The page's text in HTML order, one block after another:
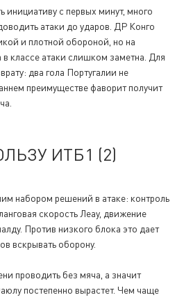
инициативу с первых минут, много
атаки до ударов. ДР Конго
и плотной обороной, но на
в классе атаки слишком заметна. Для
два гола Португалии не
преимуществе фаворит получит
ИТБ1 (2)
набором решений в атаке: контроль
скорость Леау, движение
Против низкого блока это дает
вскрывать оборону.
проводить без мяча, а значит
постепенно вырастет. Чем чаще